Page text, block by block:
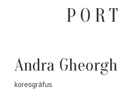
Andra
koreográfus